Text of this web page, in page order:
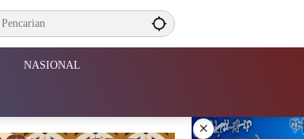
NASIONAL
×